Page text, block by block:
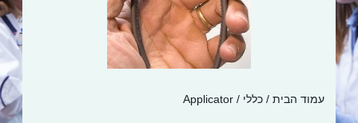
עמוד הבית / כללי / Applicator